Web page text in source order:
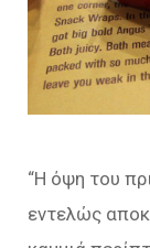
“Η όψη του
εντελώς